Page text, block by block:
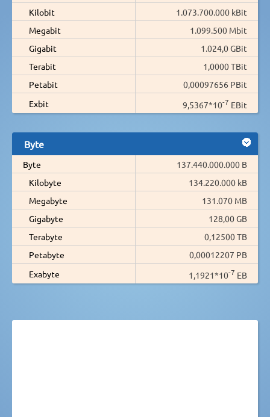
Kilobit
1.073.700.000 kBit
Megabit
1.099.500 Mbit
Gigabit
1.024,0 GBit
Terabit
1,0000 TBit
Petabit
0,00097656 PBit
Exbit
9,5367*10-7 EBit
Byte
Byte
137.440.000.000 B
Kilobyte
134.220.000 kB
Megabyte
131.070 MB
Gigabyte
128,00 GB
Terabyte
0,12500 TB
Petabyte
0,00012207 PB
Exabyte
1,1921*10-7 EB